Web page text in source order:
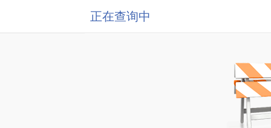
正在查询中